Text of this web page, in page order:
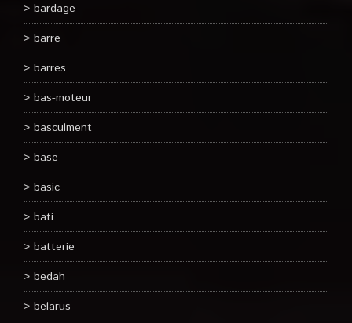
bardage
barre
barres
bas-moteur
basculment
base
basic
bati
batterie
bedah
belarus